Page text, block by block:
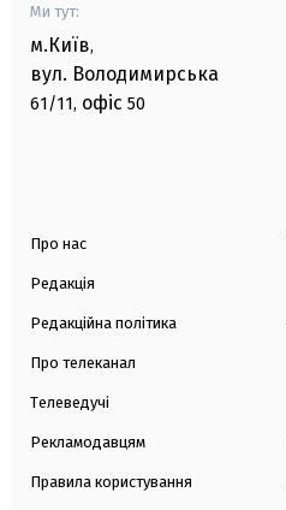
Ми тут:
м.Київ,
вул. Володимирська
61/11, офіс 50
Про нас
Редакція
Редакційна політика
Про телеканал
Телеведучі
Рекламодавцям
Правила користування